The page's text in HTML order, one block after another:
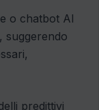
o chatbot AI
suggerendo
predittivi